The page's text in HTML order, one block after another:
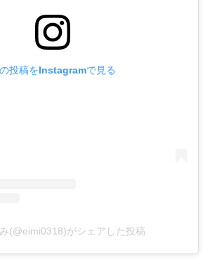
投稿をInstagramで見る
(@eimi0318)がシェアした投稿